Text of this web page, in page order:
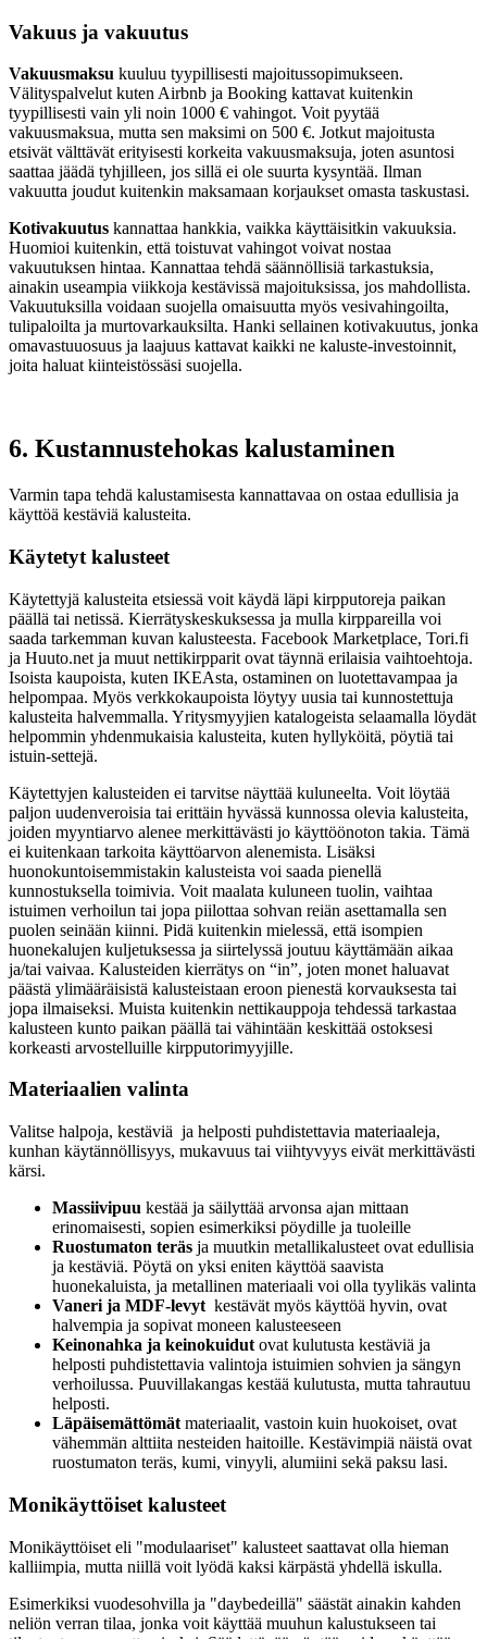
Vakuus ja vakuutus
Vakuusmaksu kuuluu tyypillisesti majoitussopimukseen.
Välityspalvelut kuten Airbnb ja Booking kattavat kuitenkin
tyypillisesti vain yli noin 1000 € vahingot. Voit pyytää
vakuusmaksua, mutta sen maksimi on 500 €. Jotkut majoitusta
etsivät välttävät erityisesti korkeita vakuusmaksuja, joten asuntosi
saattaa jäädä tyhjilleen, jos sillä ei ole suurta kysyntää. Ilman
vakuutta joudut kuitenkin maksamaan korjaukset omasta taskustasi.
Kotivakuutus kannattaa hankkia, vaikka käyttäisitkin vakuuksia.
Huomioi kuitenkin, että toistuvat vahingot voivat nostaa
vakuutuksen hintaa. Kannattaa tehdä säännöllisiä tarkastuksia,
ainakin useampia viikkoja kestävissä majoituksissa, jos mahdollista.
Vakuutuksilla voidaan suojella omaisuutta myös vesivahingoilta,
tulipaloilta ja murtovarkauksilta. Hanki sellainen kotivakuutus, jonka
omavastuuosuus ja laajuus kattavat kaikki ne kaluste-investoinnit,
joita haluat kiinteistössäsi suojella.
6. Kustannustehokas kalustaminen
Varmin tapa tehdä kalustamisesta kannattavaa on ostaa edullisia ja
käyttöä kestäviä kalusteita.
Käytetyt kalusteet
Käytettyjä kalusteita etsiessä voit käydä läpi kirpputoreja paikan
päällä tai netissä. Kierrätyskeskuksessa ja mulla kirppareilla voi
saada tarkemman kuvan kalusteesta. Facebook Marketplace, Tori.fi
ja Huuto.net ja muut nettikirpparit ovat täynnä erilaisia vaihtoehtoja.
Isoista kaupoista, kuten IKEAsta, ostaminen on luotettavampaa ja
helpompaa. Myös verkkokaupoista löytyy uusia tai kunnostettuja
kalusteita halvemmalla. Yritysmyyjien katalogeista selaamalla löydät
helpommin yhdenmukaisia kalusteita, kuten hyllyköitä, pöytiä tai
istuin-settejä.
Käytettyjen kalusteiden ei tarvitse näyttää kuluneelta. Voit löytää
paljon uudenveroisia tai erittäin hyvässä kunnossa olevia kalusteita,
joiden myyntiarvo alenee merkittävästi jo käyttöönoton takia. Tämä
ei kuitenkaan tarkoita käyttöarvon alenemista. Lisäksi
huonokuntoisemmistakin kalusteista voi saada pienellä
kunnostuksella toimivia. Voit maalata kuluneen tuolin, vaihtaa
istuimen verhoilun tai jopa piilottaa sohvan reiän asettamalla sen
puolen seinään kiinni. Pidä kuitenkin mielessä, että isompien
huonekalujen kuljetuksessa ja siirtelyssä joutuu käyttämään aikaa
ja/tai vaivaa. Kalusteiden kierrätys on “in”, joten monet haluavat
päästä ylimääräisistä kalusteistaan eroon pienestä korvauksesta tai
jopa ilmaiseksi. Muista kuitenkin nettikauppoja tehdessä tarkastaa
kalusteen kunto paikan päällä tai vähintään keskittää ostoksesi
korkeasti arvostelluille kirpputorimyyjille.
Materiaalien valinta
Valitse halpoja, kestäviä ja helposti puhdistettavia materiaaleja,
kunhan käytännöllisyys, mukavuus tai viihtyvyys eivät merkittävästi
kärsi.
Massiivipuu kestää ja säilyttää arvonsa ajan mittaan
erinomaisesti, sopien esimerkiksi pöydille ja tuoleille
Ruostumaton teräs ja muutkin metallikalusteet ovat edullisia
ja kestäviä. Pöytä on yksi eniten käyttöä saavista
huonekaluista, ja metallinen materiaali voi olla tyylikäs valinta
Vaneri ja MDF-levyt kestävät myös käyttöä hyvin, ovat
halvempia ja sopivat moneen kalusteeseen
Keinonahka ja keinokuidut ovat kulutusta kestäviä ja
helposti puhdistettavia valintoja istuimien sohvien ja sängyn
verhoilussa. Puuvillakangas kestää kulutusta, mutta tahrautuu
helposti.
Läpäisemättömät materiaalit, vastoin kuin huokoiset, ovat
vähemmän alttiita nesteiden haitoille. Kestävimpiä näistä ovat
ruostumaton teräs, kumi, vinyyli, alumiini sekä paksu lasi.
Monikäyttöiset kalusteet
Monikäyttöiset eli "modulaariset" kalusteet saattavat olla hieman
kalliimpia, mutta niillä voit lyödä kaksi kärpästä yhdellä iskulla.
Esimerkiksi vuodesohvilla ja "daybedeillä" säästät ainakin kahden
neliön verran tilaa, jonka voit käyttää muuhun kalustukseen tai